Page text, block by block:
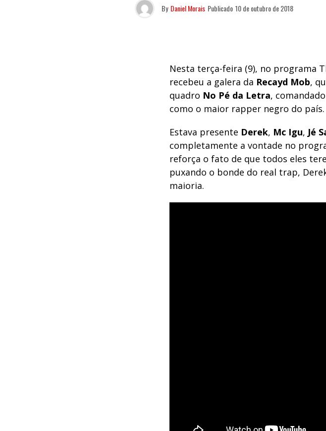
By Daniel Morais Publicado 10 de outubro de 2018
Nesta terça-feira (9), no programa
recebeu a galera da Recayd Mob,
quadro No Pé da Letra,
como o maior rapper negro do
Estava presente Derek, Mc Igu, Jé
completamente a vontade no
reforça o fato de que todos eles
puxando o bonde do real trap,
maioria.